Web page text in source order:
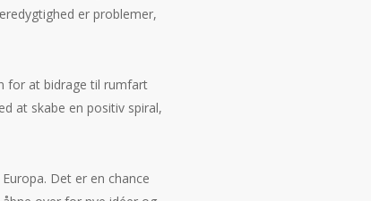
er problemer,
for at bidrage til rumfart
at skabe en positiv spiral,
Det er en chance